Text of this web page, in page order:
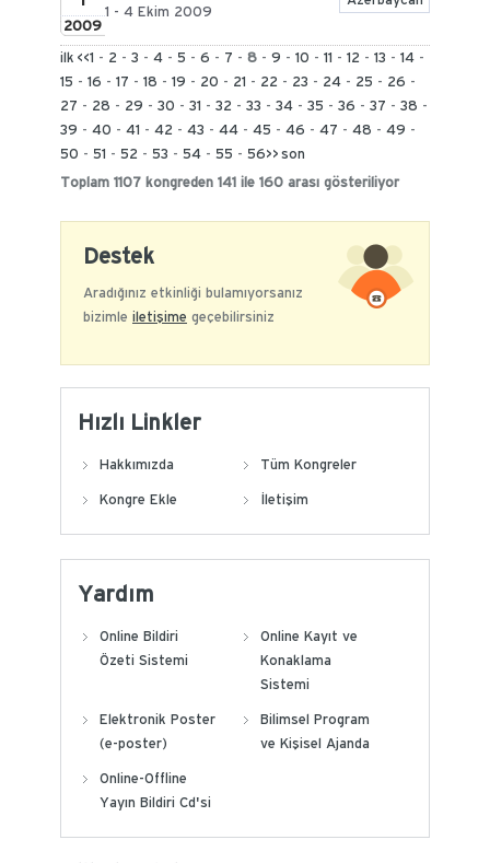
2009
1 - 4 Ekim 2009
ilk <<1 - 2 - 3 - 4 - 5 - 6 - 7 - 8 - 9 - 10 - 11 - 12 - 13 - 14 -
15 - 16 - 17 - 18 - 19 - 20 - 21 - 22 - 23 - 24 - 25 - 26 -
27 - 28 - 29 - 30 - 31 - 32 - 33 - 34 - 35 - 36 - 37 - 38 -
39 - 40 - 41 - 42 - 43 - 44 - 45 - 46 - 47 - 48 - 49 -
50 - 51 - 52 - 53 - 54 - 55 - 56>> son
Toplam 1107 kongreden 141 ile 160 arası gösteriliyor
Destek
Aradığınız etkinliği bulamıyorsanız
bizimle iletişime geçebilirsiniz
Hızlı Linkler
Hakkımızda Tüm Kongreler
Kongre Ekle İletişim
Yardım
Online Bildiri
Özeti Sistemi
Online Kayıt ve
Konaklama
Sistemi
Elektronik Poster
(e-poster)
Bilimsel Program
ve Kişisel Ajanda
Online-Offline
Yayın Bildiri Cd'si